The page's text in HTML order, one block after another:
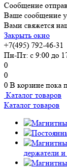
Сообщение
Ваше сообщение
Вами свяжется
Закрыть окно
+7(495) 792-46-31
Пн-Пт: с 9:00 до
0
0
0 В корзине пока
Каталог товаров
Каталог товаров
держатели